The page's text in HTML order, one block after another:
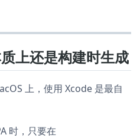
上还是构建时生成
上，使用 Xcode 是最自
时，只要在